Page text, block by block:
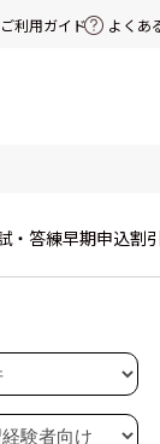
ご利用ガイド よくあ
・答練早期申込割引